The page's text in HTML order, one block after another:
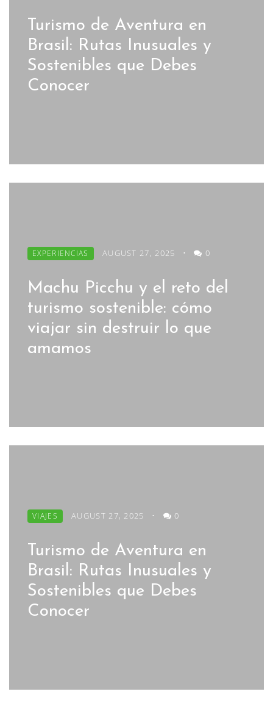
Turismo de Aventura en
Brasil: Rutas Inusuales y
Sostenibles que Debes
Conocer
EXPERIENCIAS AUGUST 27, 2025 • 0
Machu Picchu y el reto del
turismo sostenible: cómo
viajar sin destruir lo que
amamos
VIAJES AUGUST 27, 2025 • 0
Turismo de Aventura en
Brasil: Rutas Inusuales y
Sostenibles que Debes
Conocer